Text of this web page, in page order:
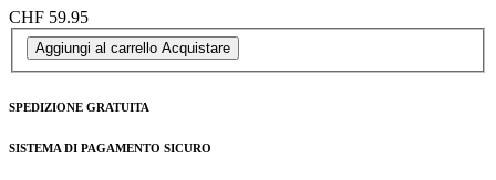
CHF 59.95
Aggiungi al carrello Acquistare
SPEDIZIONE GRATUITA
SISTEMA DI PAGAMENTO SICURO